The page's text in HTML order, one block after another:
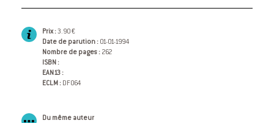
Prix :3.90 €
Date de parution : 01-01-1994
Nombre de pages : 262
ISBN :
EAN13 :
ECLM : DF064
Du même auteur